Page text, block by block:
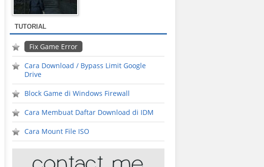
TUTORIAL
Fix Game Error
Cara Download / Bypass Limit Google
Drive
Block Game di Windows Firewall
Cara Membuat Daftar Download di IDM
Cara Mount File ISO